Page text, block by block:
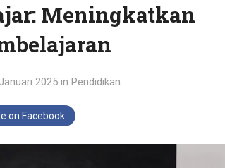
Meningkatkan
2025 in Pendidikan
on Facebook